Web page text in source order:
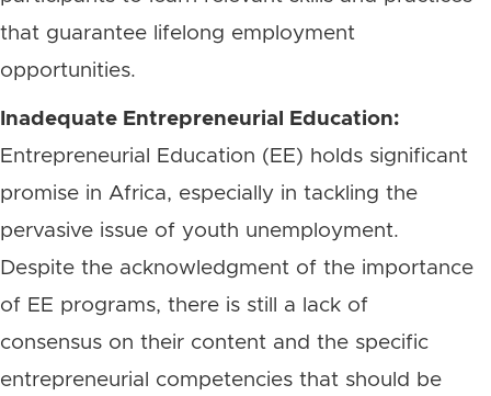
that guarantee lifelong employment
opportunities.
Inadequate Entrepreneurial Education:
Entrepreneurial Education (EE) holds significant
promise in Africa, especially in tackling the
pervasive issue of youth unemployment.
Despite the acknowledgment of the importance
of EE programs, there is still a lack of
consensus on their content and the specific
entrepreneurial competencies that should be